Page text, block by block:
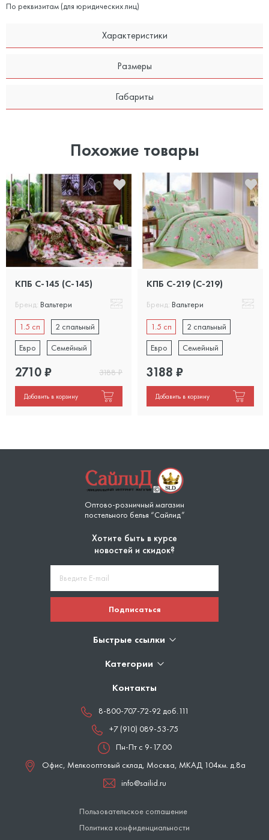
По реквизитам (для юридических лиц)
Характеристики
Размеры
Габариты
Похожие товары
КПБ С-145 (C-145)
Бренд: Вальтери
1.5 сп
2 спальный
Евро
Семейный
2710₽ 3188₽
Добавить в корзину
КПБ С-219 (C-219)
Бренд: Вальтери
1.5 сп
2 спальный
Евро
Семейный
3188 ₽
Добавить в корзину
Оптово-розничный магазин
постельного белья “Сайлид”
Хотите быть в курсе
новостей и скидок?
Подписаться
Быстрые ссылки
Категории
Контакты
8-800-707-72-92 доб.111
+7 (910) 089-53-75
Пн-Пт с 9-17.00
Офис, Мелкооптовый склад, Москва, МКАД 104км. д.8а
info@sailid.ru
Пользовательское соглашение
Политика конфиденциальности